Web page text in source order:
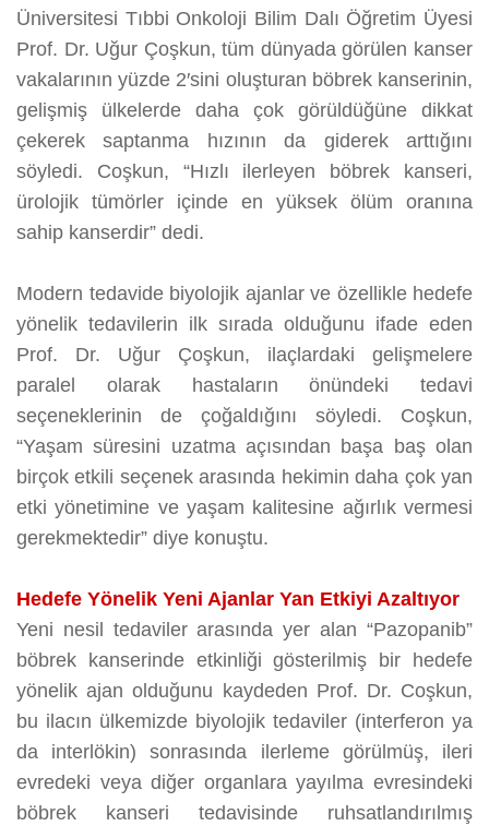
Üniversitesi Tıbbi Onkoloji Bilim Dalı Öğretim Üyesi
Prof. Dr. Uğur Çoşkun, tüm dünyada görülen kanser
vakalarının yüzde 2′sini oluşturan böbrek kanserinin,
gelişmiş ülkelerde daha çok görüldüğüne dikkat
çekerek saptanma hızının da giderek arttığını
söyledi. Coşkun, “Hızlı ilerleyen böbrek kanseri,
ürolojik tümörler içinde en yüksek ölüm oranına
sahip kanserdir” dedi.
Modern tedavide biyolojik ajanlar ve özellikle hedefe
yönelik tedavilerin ilk sırada olduğunu ifade eden
Prof. Dr. Uğur Çoşkun, ilaçlardaki gelişmelere
paralel olarak hastaların önündeki tedavi
seçeneklerinin de çoğaldığını söyledi. Coşkun,
“Yaşam süresini uzatma açısından başa baş olan
birçok etkili seçenek arasında hekimin daha çok yan
etki yönetimine ve yaşam kalitesine ağırlık vermesi
gerekmektedir” diye konuştu.
Hedefe Yönelik Yeni Ajanlar Yan Etkiyi Azaltıyor
Yeni nesil tedaviler arasında yer alan “Pazopanib”
böbrek kanserinde etkinliği gösterilmiş bir hedefe
yönelik ajan olduğunu kaydeden Prof. Dr. Coşkun,
bu ilacın ülkemizde biyolojik tedaviler (interferon ya
da interlökin) sonrasında ilerleme görülmüş, ileri
evredeki veya diğer organlara yayılma evresindeki
böbrek kanseri tedavisinde ruhsatlandırılmış